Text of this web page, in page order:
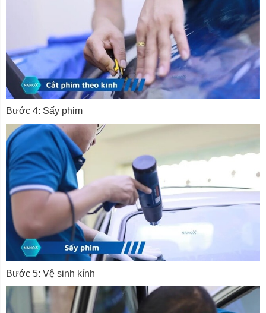
Bước 4: Sấy phim
Bước 5: Vệ sinh kính